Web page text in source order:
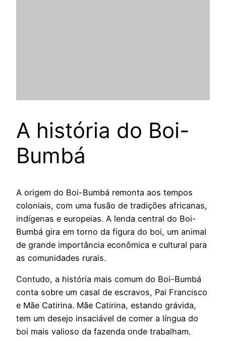
A história do Boi-
Bumbá
A origem do Boi-Bumbá remonta aos tempos
coloniais, com uma fusão de tradições africanas,
indígenas e europeias. A lenda central do Boi-
Bumbá gira em torno da figura do boi, um animal
de grande importância econômica e cultural para
as comunidades rurais.
Contudo, a história mais comum do Boi-Bumbá
conta sobre um casal de escravos, Pai Francisco
e Mãe Catirina. Mãe Catirina, estando grávida,
tem um desejo insaciável de comer a língua do
boi mais valioso da fazenda onde trabalham.